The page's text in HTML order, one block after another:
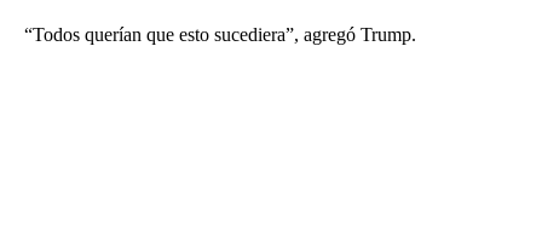
“Todos querían que esto sucediera”, agregó Trump.